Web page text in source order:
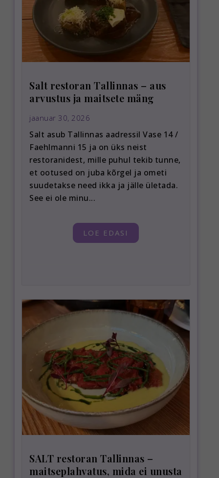
Salt restoran Tallinnas – aus
arvustus ja maitsete mäng
jaanuar 30, 2026
Salt asub Tallinnas aadressil Vase 14 /
Faehlmanni 15 ja on üks neist
restoranidest, mille puhul tekib tunne,
et ootused on juba kõrgel ja ometi
suudetakse need ikka ja jälle ületada.
See ei ole minu...
LOE EDASI
SALT restoran Tallinnas –
maitseplahvatus, mida ei unusta